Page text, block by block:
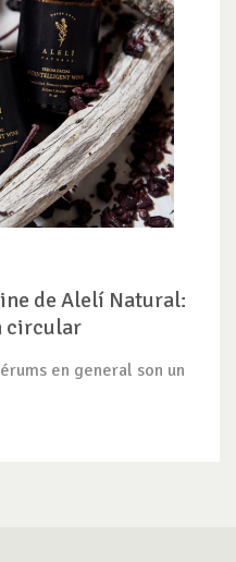
de Alelí Natural:
circular
en general son un